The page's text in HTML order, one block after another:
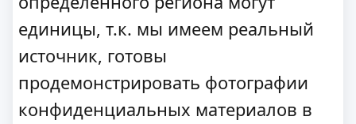
единицы, т.к. мы имеем реальный
источник, готовы
продемонстрировать фотографии
конфиденциальных материалов в